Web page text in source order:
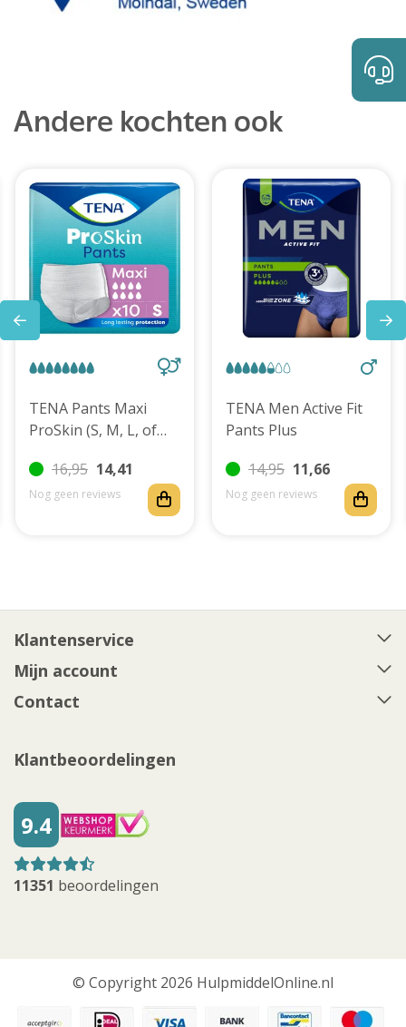
Andere kochten ook
TENA Pants Maxi
ProSkin (S, M, L, of
16,95 14,41
Nog geen reviews
TENA Men Active Fit
Pants Plus
14,95 11,66
Nog geen reviews
Klantenservice
Mijn account
Contact
Klantbeoordelingen
9.4
11351 beoordelingen
© Copyright 2026 HulpmiddelOnline.nl